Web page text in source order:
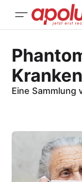
Eine Sammlung